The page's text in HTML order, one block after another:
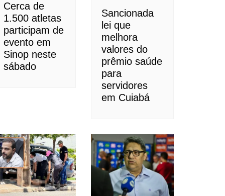
Cerca de
1.500 atletas
participam de
evento em
Sinop neste
sábado
Sancionada
lei que
melhora
valores do
prêmio saúde
para
servidores
em Cuiabá